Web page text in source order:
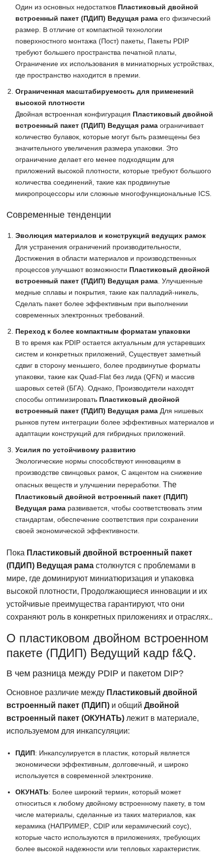
Один из основных недостатков Пластиковый двойной
встроенный пакет (ПДИП) Ведущая рама его физический
размер. В отличие от компактной технологии
поверхностного монтажа (Пост) пакеты, Пакеты PDIP
требуют большего пространства печатной платы,
Ограничение их использования в миниатюрных устройствах,
где пространство находится в премии.
Ограниченная масштабируемость для применений
высокой плотности
Двойная встроенная конфигурация Пластиковый двойной
встроенный пакет (ПДИП) Ведущая рама ограничивает
количество булавок, которые могут быть размещены без
значительного увеличения размера упаковки. Это
ограничение делает его менее подходящим для
приложений высокой плотности, которые требуют большого
количества соединений, такие как продвинутые
микропроцессоры или сложные многофункциональные ICS.
Современные тенденции
Эволюция материалов и конструкций ведущих рамок
Для устранения ограничений производительности,
Достижения в области материалов и производственных
процессов улучшают возможности Пластиковый двойной
встроенный пакет (ПДИП) Ведущая рама . Улучшенные
медные сплавы и покрытия, такие как палладий-никель,
Сделать пакет более эффективным при выполнении
современных электронных требований.
Переход к более компактным форматам упаковки
В то время как PDIP остается актуальным для устаревших
систем и конкретных приложений, Существует заметный
сдвиг в сторону меньшего, более продвинутые форматы
упаковки, такие как Quad-Flat без лида (QFN) и массив
шаровых сетей (БГА). Однако, Производители находят
способы оптимизировать Пластиковый двойной
встроенный пакет (ПДИП) Ведущая рама Для нишевых
рынков путем интеграции более эффективных материалов и
адаптации конструкций для гибридных приложений.
Усилия по устойчивому развитию
Экологические нормы способствуют инновациям в
производстве свинцовых рамок, С акцентом на снижение
опасных веществ и улучшении переработки.The
Пластиковый двойной встроенный пакет (ПДИП)
Ведущая рама развивается, чтобы соответствовать этим
стандартам, обеспечение соответствия при сохранении
своей экономической эффективности.
Пока Пластиковый двойной встроенный пакет
(ПДИП) Ведущая рама столкнутся с проблемами в
мире, где доминируют миниатюризация и упаковка
высокой плотности, Продолжающиеся инновации и их
устойчивые преимущества гарантируют, что они
сохраняют роль в конкретных приложениях и отраслях..
О пластиковом двойном встроенном
пакете (ПДИП) Ведущий кадр f&Q.
В чем разница между PDIP и пакетом DIP?
Основное различие между Пластиковый двойной
встроенный пакет (ПДИП) и общийДвойной
встроенный пакет (ОКУНАТЬ) лежит в материале,
используемом для инкапсуляции:
ПДИП: Инкапсулируется в пластик, который является
экономически эффективным, долговечный, и широко
используется в современной электронике.
ОКУНАТЬ: Более широкий термин, который может
относиться к любому двойному встроенному пакету, в том
числе материалы, сделанные из таких материалов, как
керамика (НАПРИМЕР., CDIP или керамический соус),
которые часто используются в приложениях, требующих
более высокой надежности или тепловых характеристик.